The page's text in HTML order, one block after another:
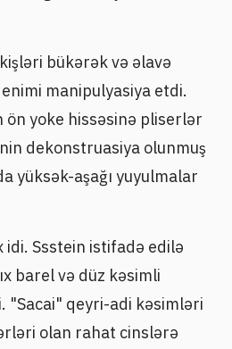
bükərək və əlavə
manipulyasiya etdi.
ön yoke hissəsinə pliserlər
dekonstruasiya olunmuş
yüksək-aşağı yuyulmalar
idi. Ssstein istifadə edilə
barel və düz kəsimli
"Sacai" qeyri-adi kəsimləri
olan rahat cinslərə